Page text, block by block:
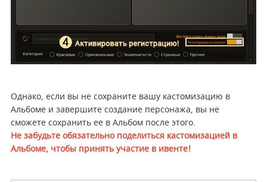
Однако, если вы не сохраните вашу кастомизацию в
Альбоме и завершите создание персонажа, вы не
сможете сохранить ее в Альбом после этого.
Не забудьте обязательно поделиться кастомизацией в
Альбоме, чтобы принять участие в ивенте!